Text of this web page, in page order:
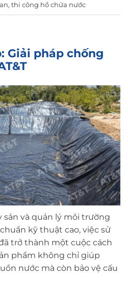
, thi công hồ chứa nước
Giải pháp chống
và quản lý môi trường
kỹ thuật cao, việc sử
trở thành một cuộc cách
phẩm không chỉ giúp
nước mà còn bảo vệ cấu